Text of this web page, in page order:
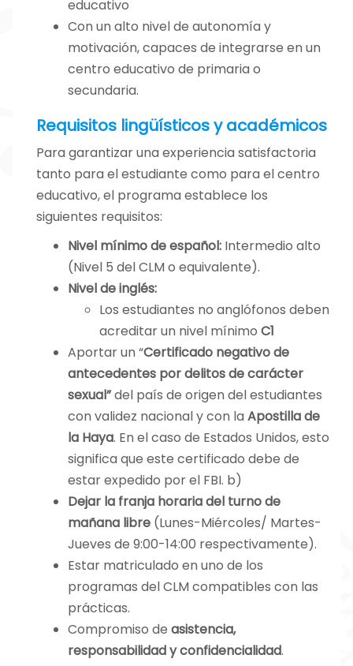
americanos de la
Universidad de
oportunidades de
colaboración en
actividades
educativas y
culturales,
permitiendo una
inmersión en el
entorno
académico
español y una
experiencia
enriquecedora en
el ámbito de la
educación primaria
y secundaria.
Nuestras
instalaciones
incluyen comedor,
biblioteca, salón de
actos, aula de
informática,
gimnasio y una
capilla,
proporcionando un
entorno completo
educativo
Con un alto nivel de autonomía y
motivación, capaces de integrarse en un
centro educativo de primaria o
secundaria.
Requisitos lingüísticos y académicos
Para garantizar una experiencia satisfactoria
tanto para el estudiante como para el centro
educativo, el programa establece los
siguientes requisitos:
Nivel mínimo de español: Intermedio alto
(Nivel 5 del CLM o equivalente).
Nivel de inglés:
Los estudiantes no anglófonos deben
acreditar un nivel mínimoC1
Aportar un “Certificado negativo de
antecedentes por delitos de carácter
sexual”del país de origen del estudiantes
con validez nacional y con laApostilla de
la Haya. En el caso de Estados Unidos, esto
significa que este certificado debe de
estar expedido por el FBI. b)
Dejar la franja horaria del turno de
mañana libre (Lunes-Miércoles/ Martes-
Jueves de 9:00-14:00 respectivamente).
Estar matriculado en uno de los
programas del CLM compatibles con las
prácticas.
Compromiso deasistencia,
responsabilidad y confidencialidad.